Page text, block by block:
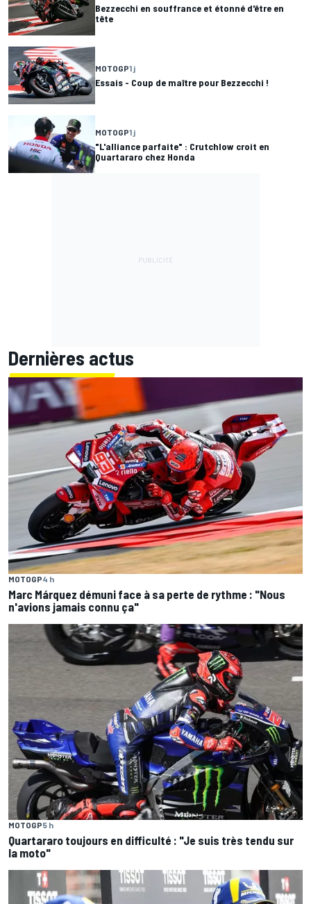
Bezzecchi en souffrance et étonné d'être en
tête
MOTOGP1 j
Essais - Coup de maître pour Bezzecchi !
MOTOGP1 j
"L'alliance parfaite" : Crutchlow croit en
Quartararo chez Honda
Dernières actus
MOTOGP4 h
Marc Márquez démuni face à sa perte de rythme : "Nous
n'avions jamais connu ça"
MOTOGP5 h
Quartararo toujours en difficulté : "Je suis très tendu sur
la moto"